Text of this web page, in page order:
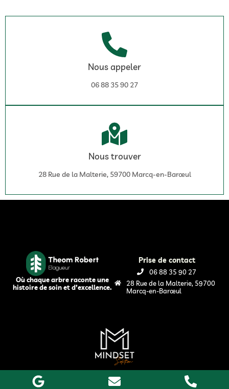
Nous appeler
06 88 35 90 27
Nous trouver
28 Rue de la Malterie, 59700 Marcq-en-Barœul
Où chaque arbre raconte une
histoire de soin et d’excellence.
Prise de contact
06 88 35 90 27
28 Rue de la Malterie, 59700
Marcq-en-Barœul
Mentions légales 2026Tous droits réservés TR Élagage 76